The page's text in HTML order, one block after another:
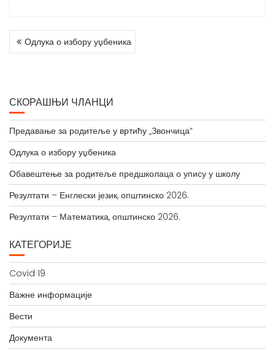
КРЕТАЊЕ
ЧЛАНКА
Одлука о избору уџбеника
СКОРАШЊИ ЧЛАНЦИ
Предавање за родитеље у вртићу „Звончица“
Одлука о избору уџбеника
Обавештење за родитеље предшколаца о упису у школу
Резултати – Енглески језик, општинско 2026.
Резултати – Математика, општинско 2026.
КАТЕГОРИЈЕ
Covid 19
Важне информације
Вести
Документа